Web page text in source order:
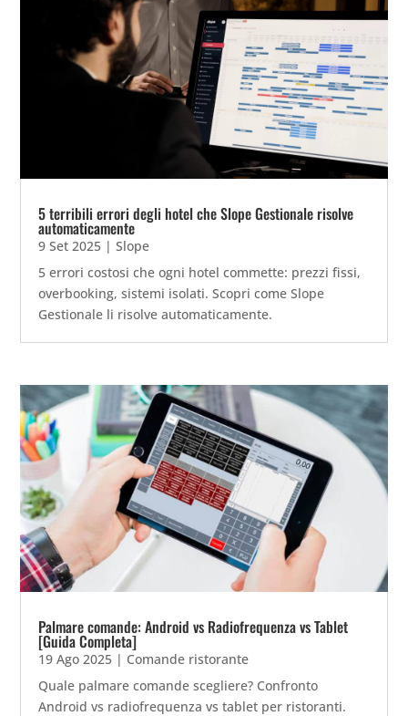
5 terribili errori degli hotel che Slope Gestionale risolve
automaticamente
9 Set 2025 |Slope
5 errori costosi che ogni hotel commette: prezzi fissi,
overbooking, sistemi isolati. Scopri come Slope
Gestionale li risolve automaticamente.
Palmare comande: Android vs Radiofrequenza vs Tablet
[Guida Completa]
19 Ago 2025 | Comande ristorante
Quale palmare comande scegliere? Confronto
Android vs radiofrequenza vs tablet per ristoranti.